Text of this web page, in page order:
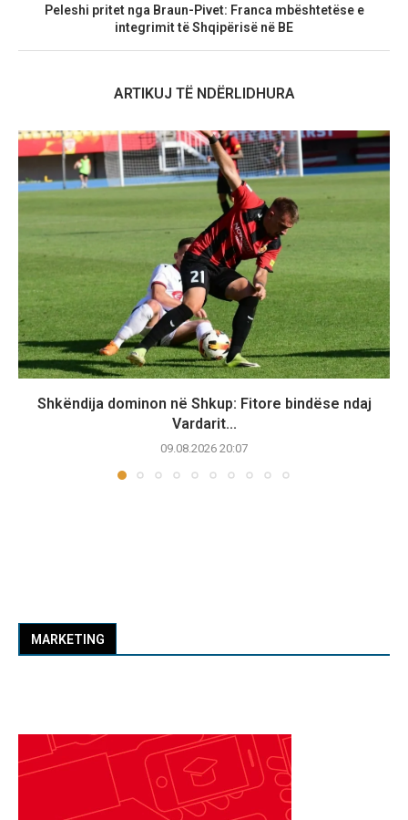
Peleshi pritet nga Braun-Pivet: Franca mbështetëse e
integrimit të Shqipërisë në BE
ARTIKUJ TË NDËRLIDHURA
Shkëndija dominon në Shkup: Fitore bindëse ndaj
Vardarit...
09.08.2026 20:07
MARKETING